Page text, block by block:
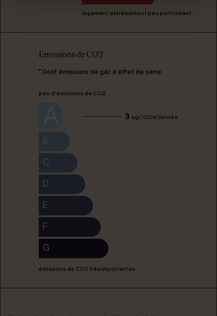
logement extrêmement peu performant
Emissions de CO2
* Dont émissions de gaz à effet de serre
peu d'émissions de CO2
3 kgCO2/m²/année
B
C
D
E
F
G
émissions de CO2 très importantes